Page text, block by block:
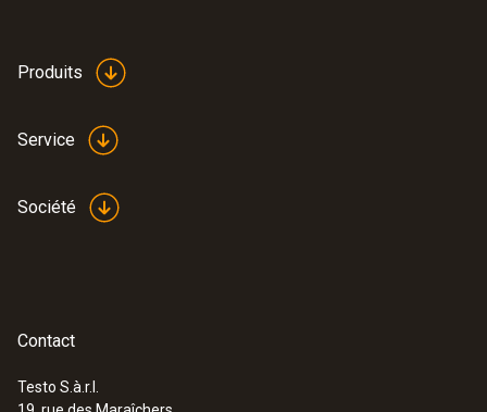
Produits
Service
Société
Contact
Testo S.à.r.l.